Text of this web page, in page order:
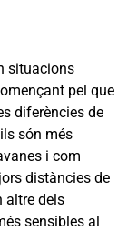
situacions
pel que
diferències de
són més
i com
distàncies de
altre dels
sensibles al